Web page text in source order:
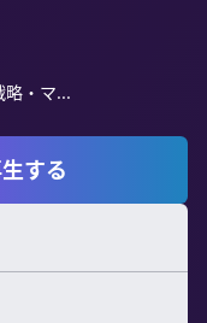
略・マ...
する